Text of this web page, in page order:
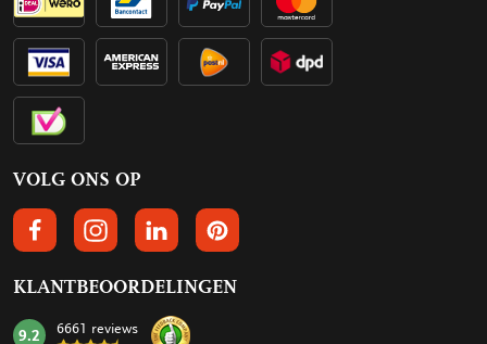
VOLG ONS OP
VOLGS ONS OP FACEBOOK
VOLG ONS OP INSTAGRAM
VOLG ONS OP LINKEDIN
VOLG ONS OP PINTEREST
KLANTBEOORDELINGEN
9.2 6661 reviews